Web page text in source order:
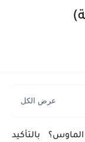
بالتأكيد